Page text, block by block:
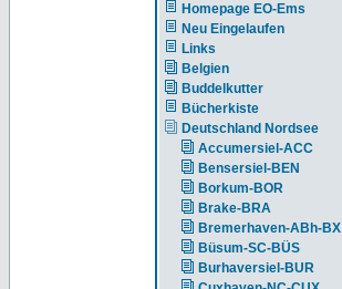
Homepage EO-Ems
Neu Eingelaufen
Links
Belgien
Buddelkutter
Bücherkiste
Deutschland Nordsee
Accumersiel-ACC
Bensersiel-BEN
Borkum-BOR
Brake-BRA
Bremerhaven-ABh-BX
Büsum-SC-BÜS
Burhaversiel-BUR